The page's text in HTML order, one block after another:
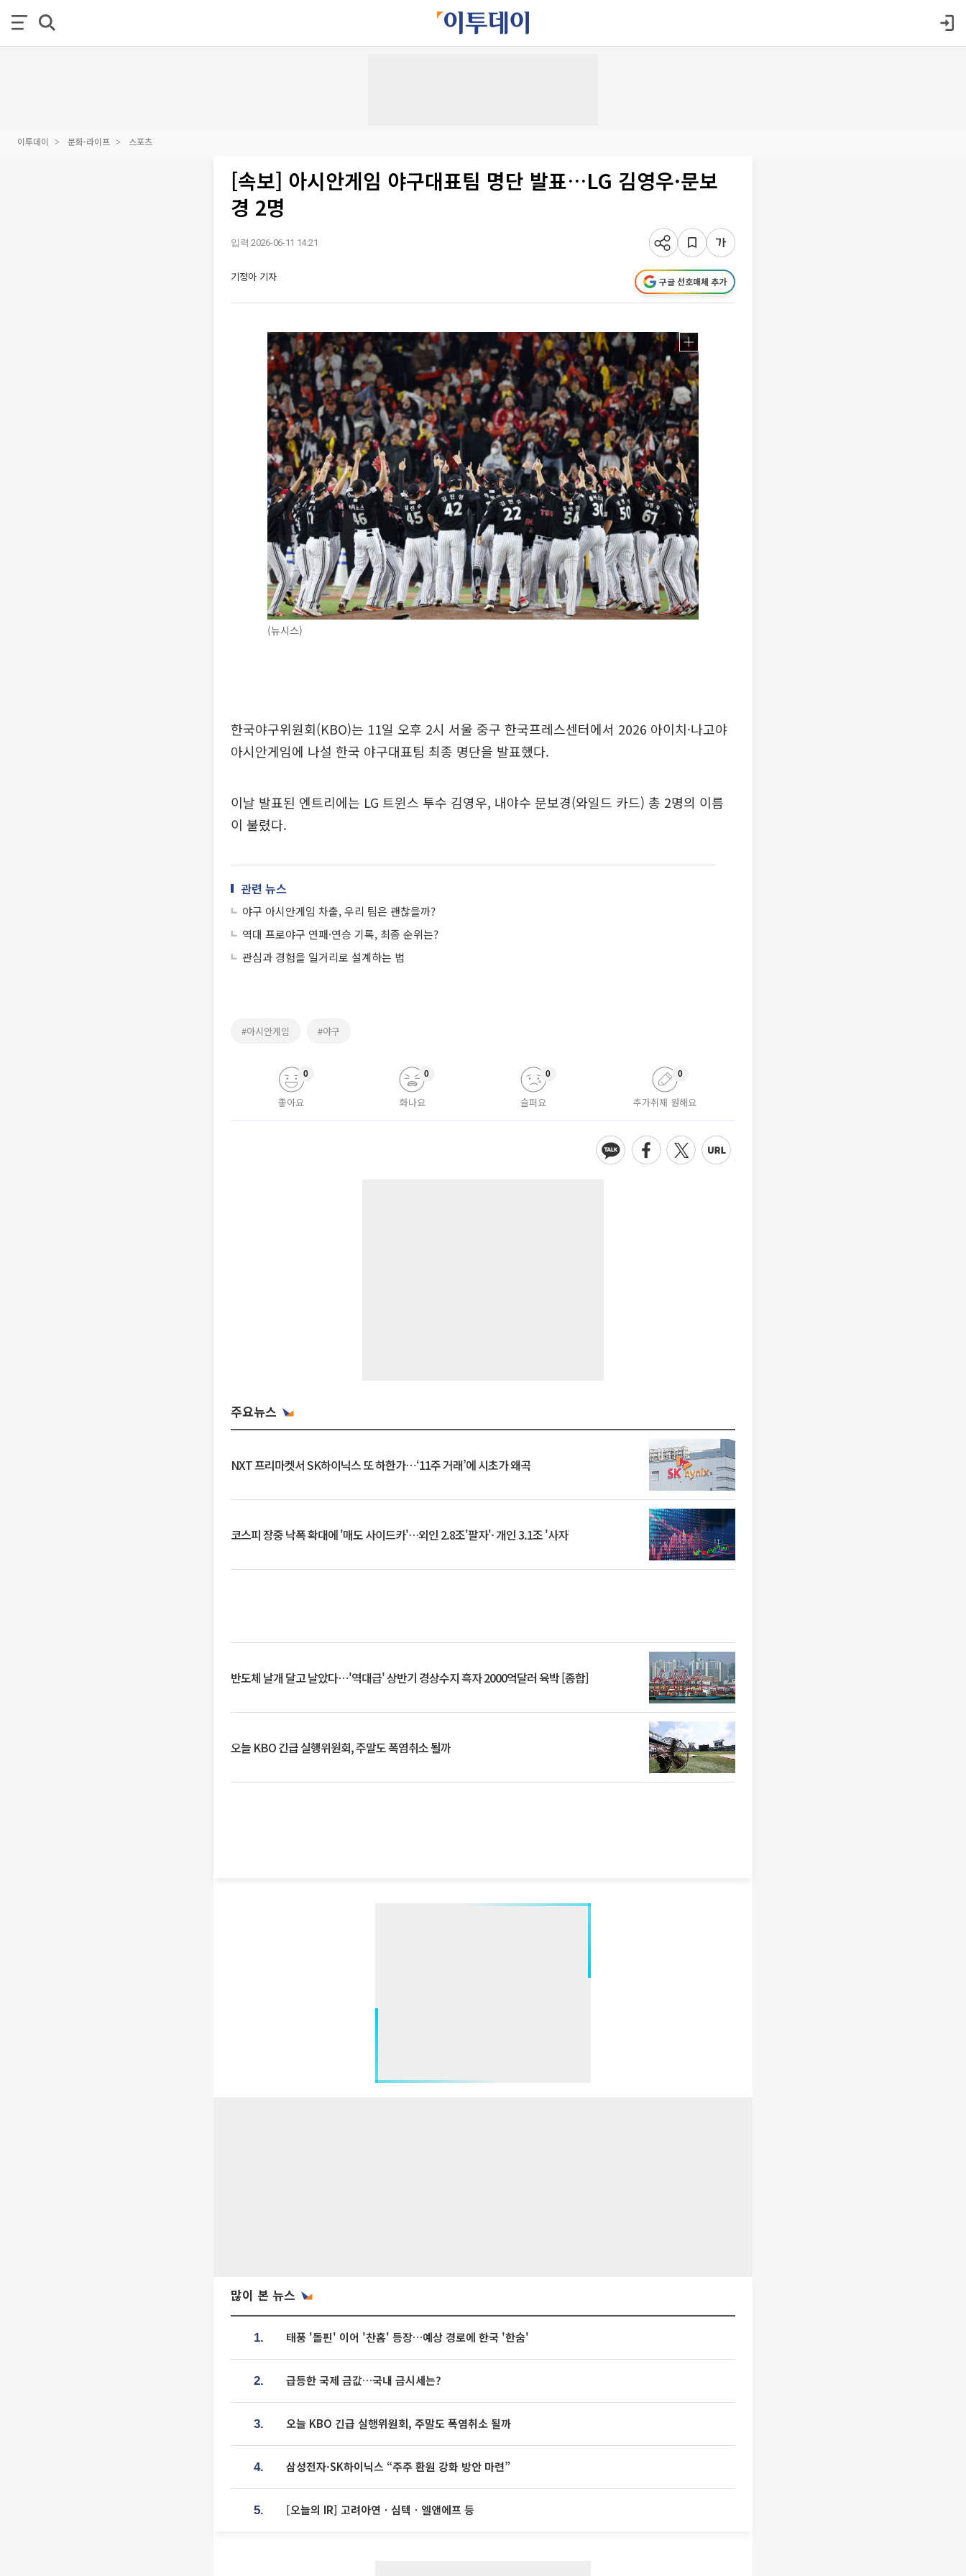
이투데이 문화·라이프 스포츠
[속보] 아시안게임 야구대표팀 명단 발표…LG 김영우·문보
경 2명
입력 2026-06-11 14:21
기정아 기자 구글 선호매체 추가
(뉴시스)
한국야구위원회(KBO)는 11일 오후 2시 서울 중구 한국프레스센터에서 2026 아이치·나고야
아시안게임에 나설 한국 야구대표팀 최종 명단을 발표했다.
이날 발표된 엔트리에는 LG 트윈스 투수 김영우, 내야수 문보경(와일드 카드) 총 2명의 이름
이 불렸다.
관련 뉴스
야구 아시안게임 차출, 우리 팀은 괜찮을까?
역대 프로야구 연패·연승 기록, 최종 순위는?
관심과 경험을 일거리로 설계하는 법
#아시안게임 #야구
좋아요
0
화나요
0
슬퍼요
0
추가취재 원해요
0
주요뉴스
NXT 프리마켓서 SK하이닉스 또 하한가⋯‘11주 거래’에 시초가 왜곡
코스피 장중 낙폭 확대에 '매도 사이드카'…외인 2.8조'팔자'· 개인 3.1조 '사자'
반도체 날개 달고 날았다⋯'역대급' 상반기 경상수지 흑자 2000억달러 육박 [종합]
오늘 KBO 긴급 실행위원회, 주말도 폭염취소 될까
많이 본 뉴스
1. 태풍 '돌핀' 이어 '찬홈' 등장…예상 경로에 한국 '한숨'
2. 급등한 국제 금값…국내 금시세는?
3. 오늘 KBO 긴급 실행위원회, 주말도 폭염취소 될까
4. 삼성전자·SK하이닉스 “주주 환원 강화 방안 마련”
5. [오늘의 IR] 고려아연ㆍ심텍ㆍ엘앤에프 등